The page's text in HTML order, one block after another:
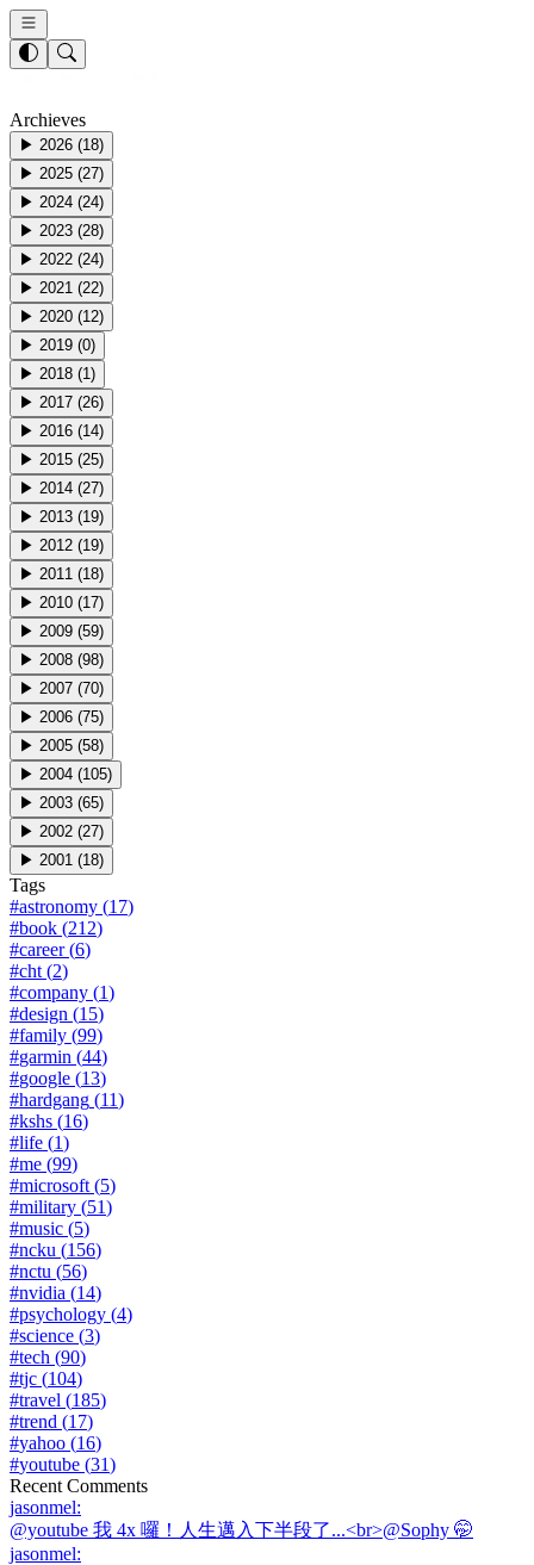
Archieves
▶ 2026 (18)
▶ 2025 (27)
▶ 2024 (24)
▶ 2023 (28)
▶ 2022 (24)
▶ 2021 (22)
▶ 2020 (12)
▶ 2019 (0)
▶ 2018 (1)
▶ 2017 (26)
▶ 2016 (14)
▶ 2015 (25)
▶ 2014 (27)
▶ 2013 (19)
▶ 2012 (19)
▶ 2011 (18)
▶ 2010 (17)
▶ 2009 (59)
▶ 2008 (98)
▶ 2007 (70)
▶ 2006 (75)
▶ 2005 (58)
▶ 2004 (105)
▶ 2003 (65)
▶ 2002 (27)
▶ 2001 (18)
Tags
#astronomy (17)
#book (212)
#career(6)
#cht (2)
#company (1)
#design (15)
#family (99)
#garmin (44)
#google (13)
#hardgang (11)
#kshs (16)
#life (1)
#me (99)
#microsoft (5)
#military (51)
#music (5)
#ncku (156)
#nctu (56)
#nvidia (14)
#psychology (4)
#science (3)
#tech (90)
#tjc (104)
#travel (185)
#trend (17)
#yahoo (16)
#youtube (31)
Recent Comments
jasonmel:
@youtube 我 4x 囉！人生邁入下半段了...<br>@Sophy 🤭
jasonmel: